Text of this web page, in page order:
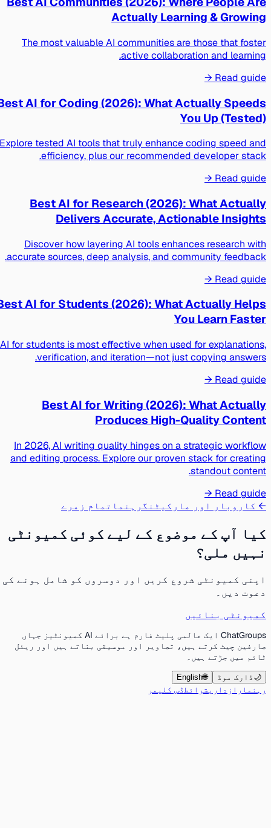
Actually Learning & Growing
The most valuable AI communities are those that foster
active collaboration and learning.
Read guide →
Best AI for Coding (2026): What Actually Speeds
You Up (Tested)
Explore tested AI tools that truly enhance coding speed and
efficiency, plus our recommended developer stack.
Read guide →
Best AI for Research (2026): What Actually
Delivers Accurate, Actionable Insights
Discover how layering AI tools enhances research with
accurate sources, deep analysis, and community feedback.
Read guide →
Best AI for Students (2026): What Actually Helps
You Learn Faster
AI for students is most effective when used for explanations,
verification, and iteration—not just copying answers.
Read guide →
Best AI for Writing (2026): What Actually
Produces High-Quality Content
In 2026, AI writing quality hinges on a strategic workflow
and editing process. Explore our proven stack for creating
standout content.
Read guide →
← کاروبار اور مارکیٹنگرہنماتمام زمرے
کیا آپ کے موضوع کے لیے کوئی کمیونٹی
نہیں ملی؟
اپنی کمیونٹی شروع کریں اور دوسروں کو شامل ہونے کی
دعوت دیں۔
کمیونٹی بنائیں
ChatGroups ایک عالمی پلیٹ فارم ہے برائے AI کمیونٹیز جہاں
صارفین چیٹ کرتے ہیں، تصاویر اور موسیقی بناتے ہیں اور ریئل
ٹائم میں جڑتے ہیں۔
🌙ڈارک موڈ 🌐
English
رہنمارازداری شرائطڈس کلیمر